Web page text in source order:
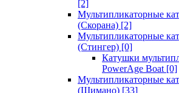
[2]
Мультипликаторные
(Скорана) [2]
Мультипликаторные
(Стингер) [0]
Катушки
PowerAge Boat [0]
Мультипликаторные
(Шимано) [33]